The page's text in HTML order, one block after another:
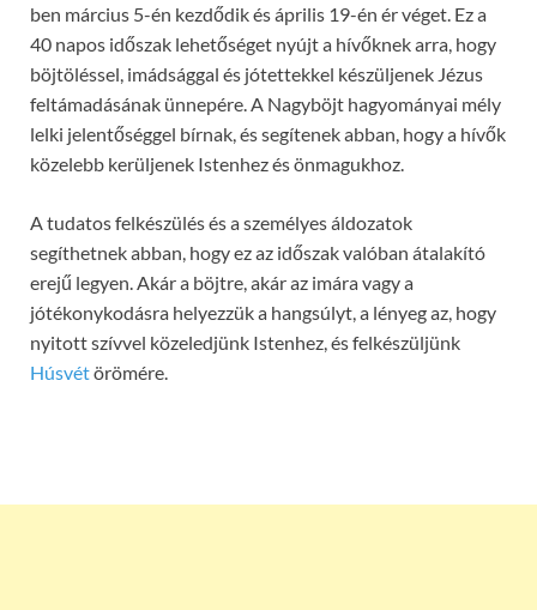
ben március 5-én kezdődik és április 19-én ér véget. Ez a
40 napos időszak lehetőséget nyújt a hívőknek arra, hogy
böjtöléssel, imádsággal és jótettekkel készüljenek Jézus
feltámadásának ünnepére. A Nagyböjt hagyományai mély
lelki jelentőséggel bírnak, és segítenek abban, hogy a hívők
közelebb kerüljenek Istenhez és önmagukhoz.
A tudatos felkészülés és a személyes áldozatok
segíthetnek abban, hogy ez az időszak valóban átalakító
erejű legyen. Akár a böjtre, akár az imára vagy a
jótékonykodásra helyezzük a hangsúlyt, a lényeg az, hogy
nyitott szívvel közeledjünk Istenhez, és felkészüljünk
Húsvétörömére.